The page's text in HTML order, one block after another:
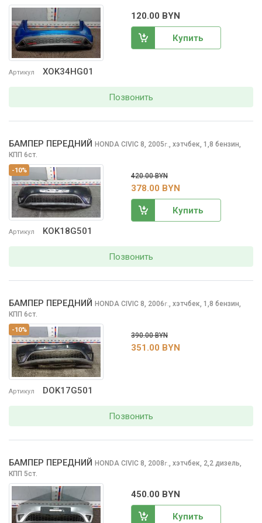
Артикул XOK34HG01
120.00 BYN
Купить
Позвонить
-10%
Артикул KOK18G501
БАМПЕР ПЕРЕДНИЙ HONDA CIVIC 8, 2005г., хэтчбек, 1,8 бензин,
КПП 6ст.
420.00 BYN
378.00 BYN
Купить
Позвонить
-10%
Артикул DOK17G501
БАМПЕР ПЕРЕДНИЙ HONDA CIVIC 8, 2006г., хэтчбек, 1,8 бензин,
КПП 6ст.
390.00 BYN
351.00 BYN
Позвонить
БАМПЕР ПЕРЕДНИЙ HONDA CIVIC 8, 2008г., хэтчбек, 2,2 дизель,
КПП 5ст.
450.00 BYN
Купить